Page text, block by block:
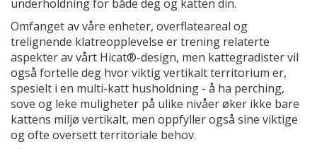
underholdning for både deg og katten din.
Omfanget av våre enheter, overflateareal og
trelignende klatreopplevelse er trening relaterte
aspekter av vårt Hicat®-design, men kattegradister vil
også fortelle deg hvor viktig vertikalt territorium er,
spesielt i en multi-katt husholdning - å ha perching,
sove og leke muligheter på ulike nivåer øker ikke bare
kattens miljø vertikalt, men oppfyller også sine viktige
og ofte oversett territoriale behov.